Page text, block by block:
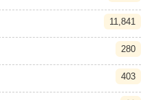
11,841
280
403